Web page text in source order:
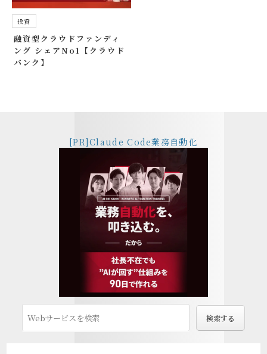
投資
融資型クラウドファンディ
ング シェアNo1【クラウド
バンク】
[PR]Claude Code業務自動化